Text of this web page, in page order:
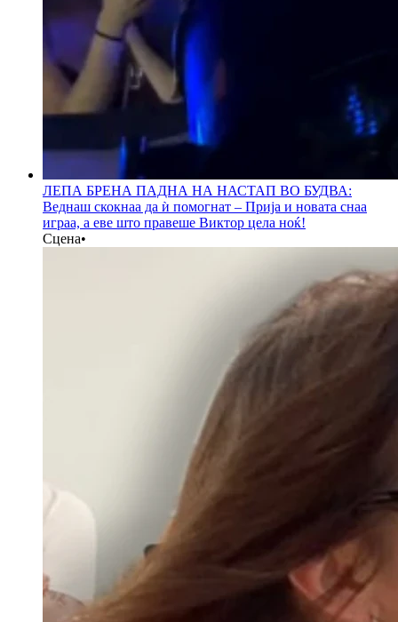
ЛЕПА БРЕНА ПАДНА НА НАСТАП ВО БУДВА:
Веднаш скокнаа да ѝ помогнат – Прија и новата снаа
играа, а еве што правеше Виктор цела ноќ!
Сцена•